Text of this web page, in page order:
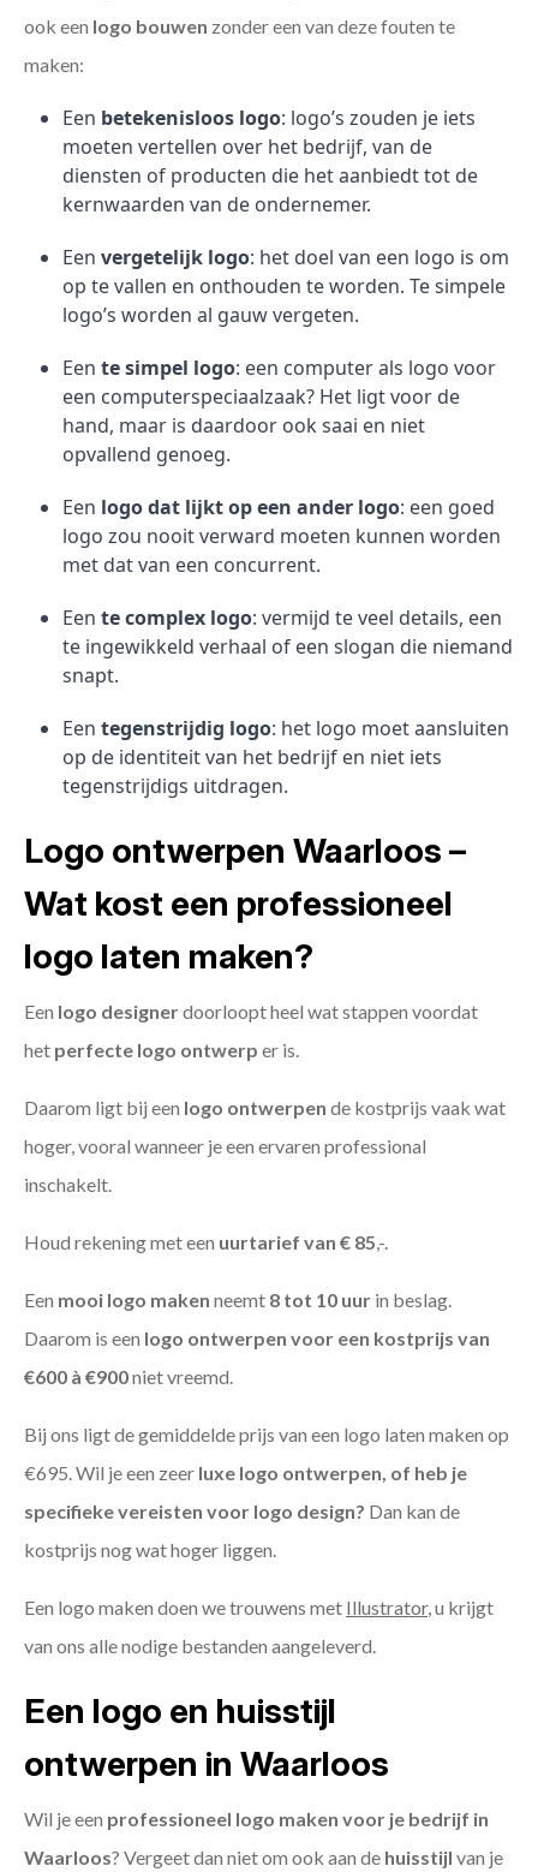
ook een logo bouwen zonder een van deze fouten te
maken:
Een betekenisloos logo: logo’s zouden je iets
moeten vertellen over het bedrijf, van de
diensten of producten die het aanbiedt tot de
kernwaarden van de ondernemer.
Een vergetelijk logo: het doel van een logo is om
op te vallen en onthouden te worden. Te simpele
logo’s worden al gauw vergeten.
Een te simpel logo: een computer als logo voor
een computerspeciaalzaak? Het ligt voor de
hand, maar is daardoor ook saai en niet
opvallend genoeg.
Een logo dat lijkt op een ander logo: een goed
logo zou nooit verward moeten kunnen worden
met dat van een concurrent.
Een te complex logo: vermijd te veel details, een
te ingewikkeld verhaal of een slogan die niemand
snapt.
Een tegenstrijdig logo: het logo moet aansluiten
op de identiteit van het bedrijf en niet iets
tegenstrijdigs uitdragen.
Logo ontwerpen Waarloos –
Wat kost een professioneel
logo laten maken?
Een logo designerdoorloopt heel wat stappen voordat
het perfecte logo ontwerp er is.
Daarom ligt bij een logo ontwerpen de kostprijs vaak wat
hoger, vooral wanneer je een ervaren professional
inschakelt.
Houd rekening met een uurtarief van € 85,-.
Een mooi logo maken neemt 8 tot 10 uur in beslag.
Daarom is een logo ontwerpen voor een kostprijs van
€600 à €900niet vreemd.
Bij ons ligt de gemiddelde prijs van een logo laten maken op
€695. Wil je een zeer luxe logo ontwerpen, of heb je
specifieke vereisten voor logo design? Dan kan de
kostprijs nog wat hoger liggen.
Een logo maken doen we trouwens met Illustrator, u krijgt
van ons alle nodige bestanden aangeleverd.
Een logo en huisstijl
ontwerpen in Waarloos
Wil je een professioneel logo maken voor je bedrijf in
Waarloos? Vergeet dan niet om ook aan de huisstijl van je